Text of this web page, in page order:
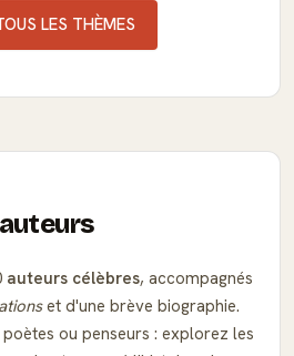
LES THÈMES
auteurs célèbres, accompagnés
et d'une brève biographie.
ou penseurs : explorez les